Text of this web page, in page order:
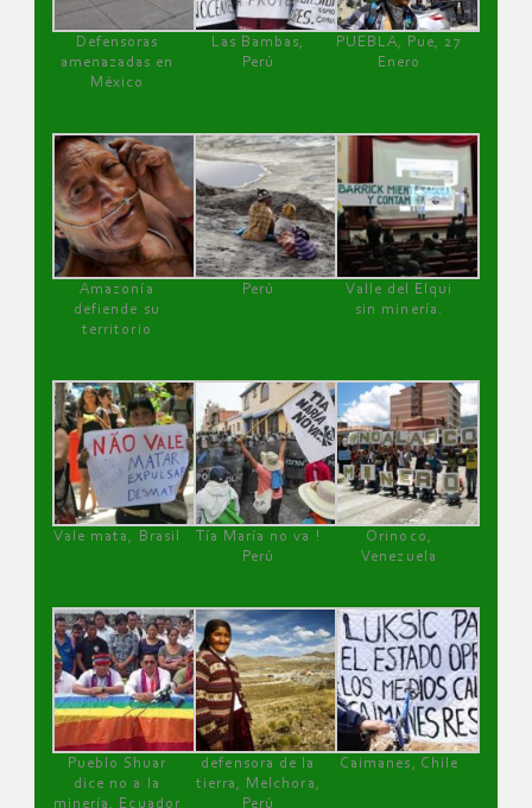
Defensoras
amenazadas en
México
Las Bambas,
Perú
PUEBLA, Pue, 27
Enero
Amazonía
defiende su
territorio
Perú
Valle del Elqui
sin minería.
Vale mata, Brasil
Tía María no va !
Perú
Orinoco,
Venezuela
Pueblo Shuar
dice no a la
minería, Ecuador
defensora de la
tierra, Melchora,
Perú
Caimanes, Chile